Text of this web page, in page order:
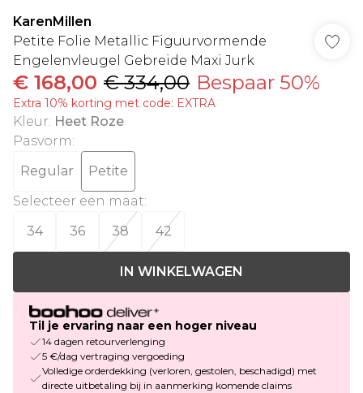
KarenMillen
Petite Folie Metallic Figuurvormende
Engelenvleugel Gebreide Maxi Jurk
€ 168,00 € 334,00 Bespaar 50%
Extra 10% korting met code: EXTRA
Kleur: Heet Roze
Pasvorm:
Regular
Petite
Selecteer een maat:
34
36 38 42
IN WINKELWAGEN
Til je ervaring naar een hoger niveau
14 dagen retourverlenging
5 €/dag vertraging vergoeding
Volledige orderdekking (verloren, gestolen, beschadigd) met
directe uitbetaling bij in aanmerking komende claims